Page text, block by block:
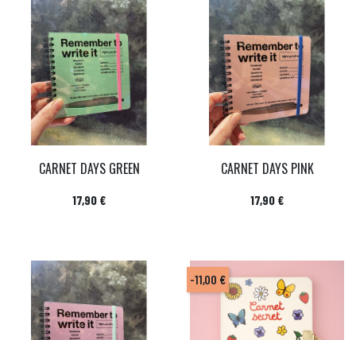
CARNET DAYS GREEN
Prix
17,90 €
CARNET DAYS PINK
Prix
17,90 €
-11,00 €